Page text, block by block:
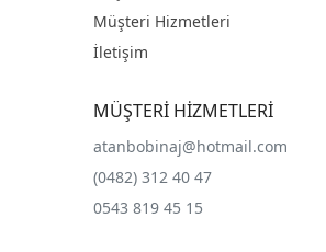
Müşteri Hizmetleri
İletişim
MÜŞTERİ HİZMETLERİ
atanbobinaj@hotmail.com
(0482) 312 40 47
0543 819 45 15